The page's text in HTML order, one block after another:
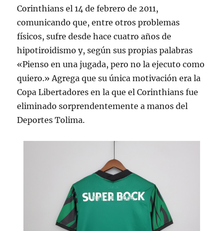
Corinthians el 14 de febrero de 2011,
comunicando que, entre otros problemas
físicos, sufre desde hace cuatro años de
hipotiroidismo y, según sus propias palabras
«Pienso en una jugada, pero no la ejecuto como
quiero.» Agrega que su única motivación era la
Copa Libertadores en la que el Corinthians fue
eliminado sorprendentemente a manos del
Deportes Tolima.